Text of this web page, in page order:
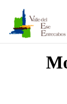
contenido
principal